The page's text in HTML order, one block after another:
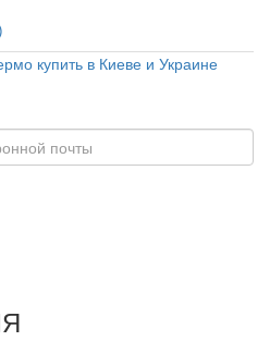
купить в Киеве и Украине